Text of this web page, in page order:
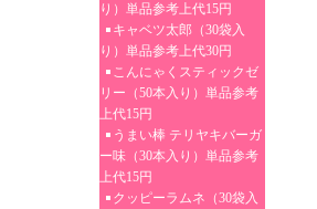
り）単品参考上代15円
キャベツ太郎（30袋入
り）単品参考上代30円
こんにゃくスティックゼ
リー（50本入り）単品参考
上代15円
うまい棒 テリヤキバーガ
ー味（30本入り）単品参考
上代15円
クッピーラムネ（30袋入